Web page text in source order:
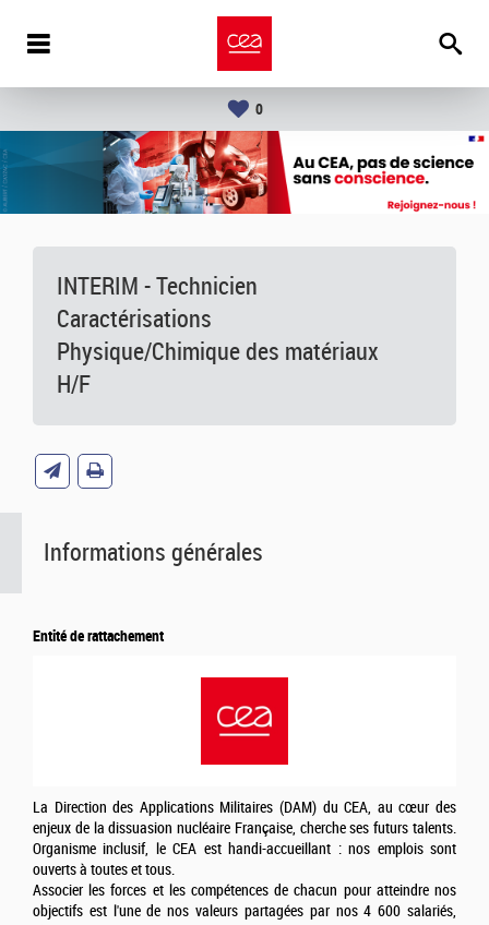
0
INTERIM - Technicien
Caractérisations
Physique/Chimique des matériaux
H/F
Informations générales
Entité de rattachement
La Direction des Applications Militaires (DAM) du CEA, au cœur des
enjeux de la dissuasion nucléaire Française, cherche ses futurs talents.
Organisme inclusif, le CEA est handi-accueillant : nos emplois sont
ouverts à toutes et tous.
Associer les forces et les compétences de chacun pour atteindre nos
objectifs est l'une de nos valeurs partagées par nos 4 600 salariés,